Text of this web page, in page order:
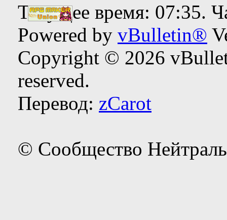
Текущее время: 07:35.
Powered by vBulletin®
Copyright © 2026
reserved.
Перевод: zCarot
© Сообщество